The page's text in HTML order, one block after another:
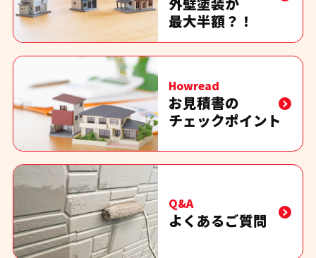
最大半額？！
Howread
お見積書の
チェックポイント
Q&A
よくあるご質問